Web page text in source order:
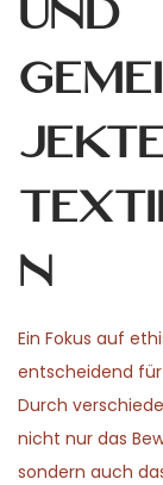
und
n
Ein Fokus auf
entscheidend
Durch
nicht nur das
sondern auch